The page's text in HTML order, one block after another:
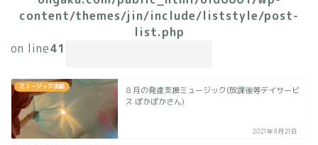
content/themes/jin/include/liststyle/post-
list.php
on line41
ミュージック活動
８月の発達支援ミュージック(放課後等デイサービ
ス ぽかぽかさん)
2021年8月21日